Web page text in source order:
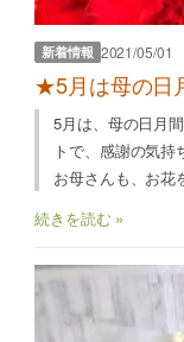
新着情報 2021/05/01
★5月は母の日
5月は、母の日月
トで、感謝の気
お母さんも、お
続きを読む »